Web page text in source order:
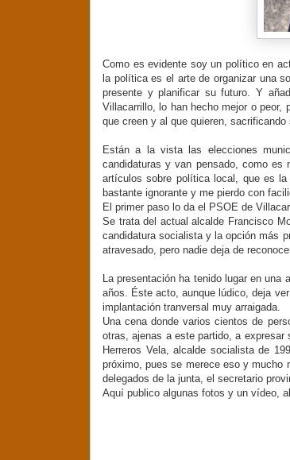
Como es evidente soy un político en
la política es el arte de organizar una
presente y planificar su futuro. Y
Villacarrillo, lo han hecho mejor o peor,
que creen y al que quieren,
Están a la vista las elecciones
candidaturas y van pensado, como
artículos sobre política local, que es
bastante ignorante y me pierdo con
El primer paso lo da el PSOE de
Se trata del actual alcalde Francisco
candidatura socialista y la opción más
atravesado, pero nadie deja de
La presentación ha tenido lugar en una
años. Éste acto, aunque lúdico, deja
implantación tranversal muy arraigada.
Una cena donde varios cientos de
otras, ajenas a este partido, a
Herreros Vela, alcalde socialista de
próximo, pues se merece eso y mucho
delegados de la junta, el secretario
Aquí publico algunas fotos y un vídeo,